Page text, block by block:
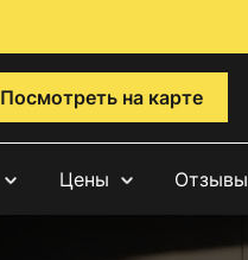
Посмотреть на карте
Цены Отзывы